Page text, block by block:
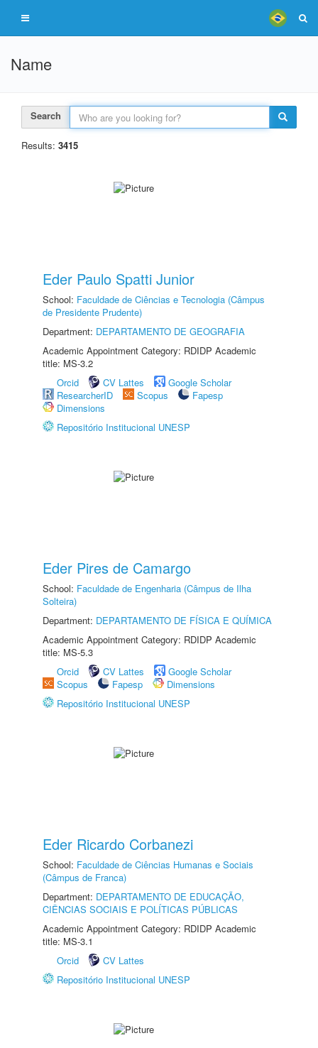
Name
Search
Results: 3415
Eder Paulo Spatti Junior
School: Faculdade de Ciências e Tecnologia (Câmpus
de Presidente Prudente)
Department: DEPARTAMENTO DE GEOGRAFIA
Academic Appointment Category: RDIDP Academic
title: MS-3.2
Orcid
CV Lattes
Google Scholar
ResearcherID
Scopus
Fapesp
Dimensions
Repositório Institucional UNESP
Eder Pires de Camargo
School: Faculdade de Engenharia (Câmpus de Ilha
Solteira)
Department: DEPARTAMENTO DE FÍSICA E QUÍMICA
Academic Appointment Category: RDIDP Academic
title: MS-5.3
Orcid
CV Lattes
Google Scholar
Scopus
Fapesp
Dimensions
Repositório Institucional UNESP
Eder Ricardo Corbanezi
School: Faculdade de Ciências Humanas e Sociais
(Câmpus de Franca)
Department: DEPARTAMENTO DE EDUCAÇÃO,
CIÊNCIAS SOCIAIS E POLÍTICAS PÚBLICAS
Academic Appointment Category: RDIDP Academic
title: MS-3.1
Orcid
CV Lattes
Repositório Institucional UNESP